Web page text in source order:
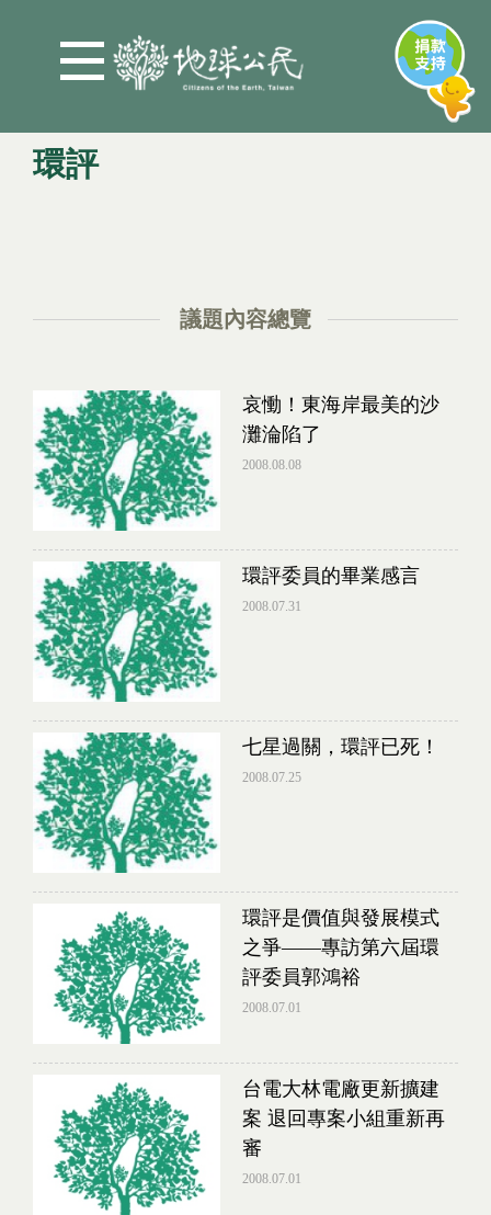
環評
議題內容總覽
哀慟！東海岸最美的沙
灘淪陷了
2008.08.08
環評委員的畢業感言
2008.07.31
七星過關，環評已死！
2008.07.25
環評是價值與發展模式
之爭——專訪第六屆環
評委員郭鴻裕
2008.07.01
台電大林電廠更新擴建
案 退回專案小組重新再
審
2008.07.01